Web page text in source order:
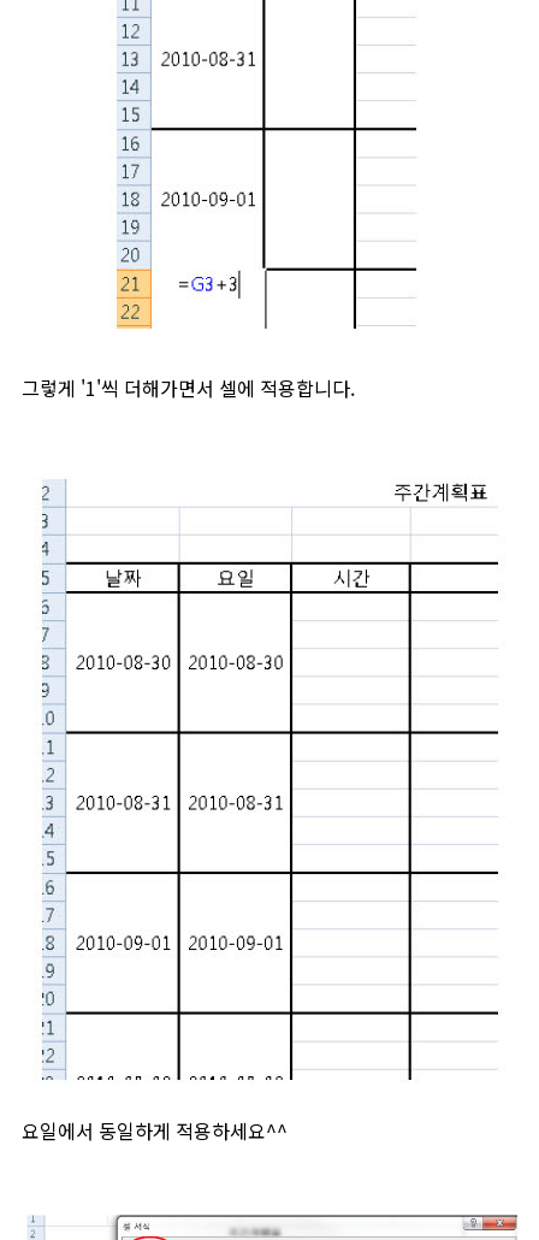
그렇게 '1'씩 더해가면서 셀에 적용합니다.
요일에서 동일하게 적용하세요^^